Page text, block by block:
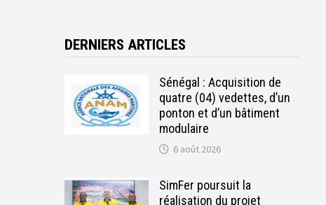
DERNIERS ARTICLES
Sénégal : Acquisition de
quatre (04) vedettes, d’un
ponton et d’un bâtiment
modulaire
6 août 2026
SimFer poursuit la
réalisation du projet